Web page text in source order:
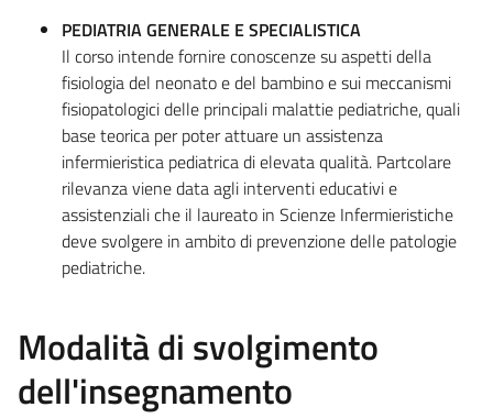
PEDIATRIA GENERALE E SPECIALISTICA
Il corso intende fornire conoscenze su aspetti della
fisiologia del neonato e del bambino e sui meccanismi
fisiopatologici delle principali malattie pediatriche, quali
base teorica per poter attuare un assistenza
infermieristica pediatrica di elevata qualità. Partcolare
rilevanza viene data agli interventi educativi e
assistenziali che il laureato in Scienze Infermieristiche
deve svolgere in ambito di prevenzione delle patologie
pediatriche.
Modalità di svolgimento
dell'insegnamento